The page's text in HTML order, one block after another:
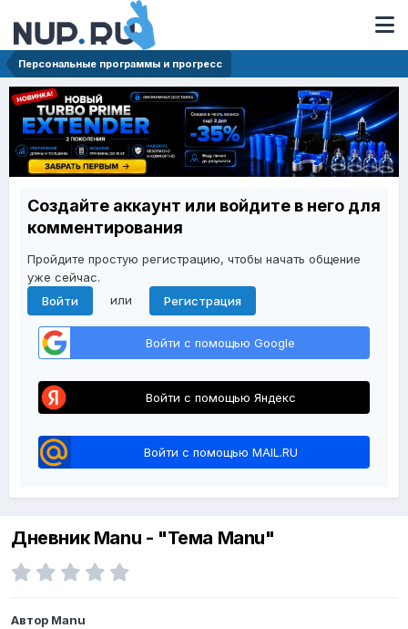
Персональные программы и прогресс
Создайте аккаунт или войдите в него для
комментирования
Пройдите простую регистрацию, чтобы начать общение
уже сейчас.
Войти
или Регистрация
Войти с помощью Google
Войти с помощью Яндекс
Войти с помощью MAIL.RU
Дневник Manu - "Тема Manu"
Автор Manu